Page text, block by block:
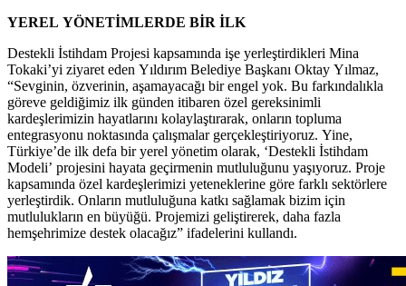
YEREL YÖNETİMLERDE BİR İLK
Destekli İstihdam Projesi kapsamında işe yerleştirdikleri Mina
Tokaki’yi ziyaret eden Yıldırım Belediye Başkanı Oktay Yılmaz,
“Sevginin, özverinin, aşamayacağı bir engel yok. Bu farkındalıkla
göreve geldiğimiz ilk günden itibaren özel gereksinimli
kardeşlerimizin hayatlarını kolaylaştırarak, onların topluma
entegrasyonu noktasında çalışmalar gerçekleştiriyoruz. Yine,
Türkiye’de ilk defa bir yerel yönetim olarak, ‘Destekli İstihdam
Modeli’ projesini hayata geçirmenin mutluluğunu yaşıyoruz. Proje
kapsamında özel kardeşlerimizi yeteneklerine göre farklı sektörlere
yerleştirdik. Onların mutluluğuna katkı sağlamak bizim için
mutlulukların en büyüğü. Projemizi geliştirerek, daha fazla
hemşehrimize destek olacağız” ifadelerini kullandı.